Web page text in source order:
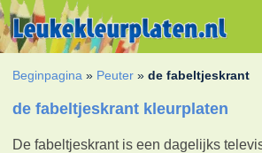
Beginpagina » Peuter »de fabeltjeskrant
de fabeltjeskrant kleurplaten
De fabeltjeskrant is een dagelijks